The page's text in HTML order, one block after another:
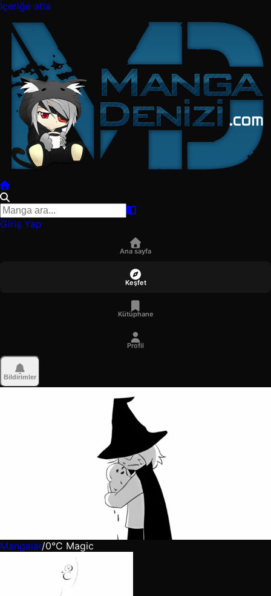
İçeriğe atla
Giriş Yap
Ana sayfa
Keşfet
Kütüphane
Profil
Bildirimler
Mangalar/0°C Magic